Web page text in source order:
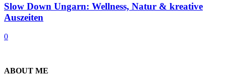
Slow Down Ungarn: Wellness, Natur & kreative
Auszeiten
0
ABOUT ME